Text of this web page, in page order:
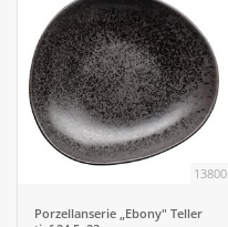
13800
Porzellanserie „Ebony" Teller